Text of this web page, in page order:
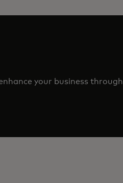
your business through